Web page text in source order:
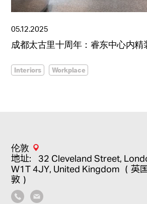
05.12.2025
成都太古里十周年：睿东中心内精
Interiors Workplace
伦敦
地址：32 Cleveland Street,
W1T 4JY, United Kingdom （英
敦）